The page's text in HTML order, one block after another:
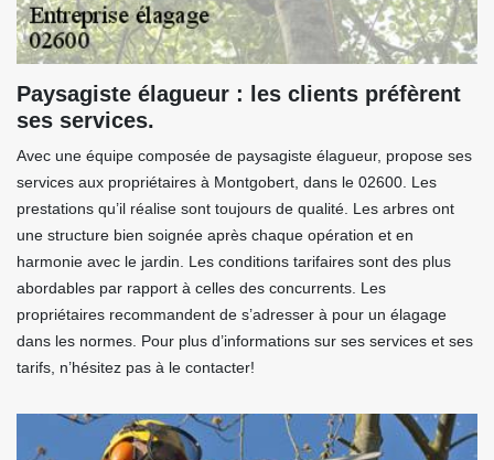
Paysagiste élagueur : les clients préfèrent
ses services.
Avec une équipe composée de paysagiste élagueur, propose ses
services aux propriétaires à Montgobert, dans le 02600. Les
prestations qu’il réalise sont toujours de qualité. Les arbres ont
une structure bien soignée après chaque opération et en
harmonie avec le jardin. Les conditions tarifaires sont des plus
abordables par rapport à celles des concurrents. Les
propriétaires recommandent de s’adresser à pour un élagage
dans les normes. Pour plus d’informations sur ses services et ses
tarifs, n’hésitez pas à le contacter!